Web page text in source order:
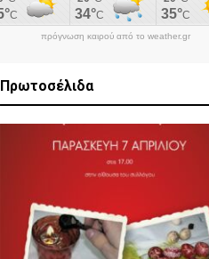
πρόγνωση καιρού από το weather.gr
Πρωτοσέλιδα